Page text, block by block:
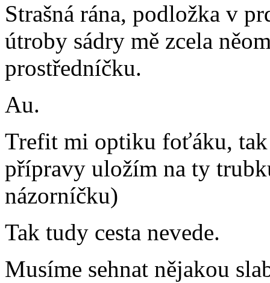
Strašná rána, podložka v
útroby sádry mě zcela
prostředníčku.
Au.
Trefit mi optiku foťáku,
přípravy uložím na ty
názorníčku)
Tak tudy cesta nevede.
Musíme sehnat nějakou